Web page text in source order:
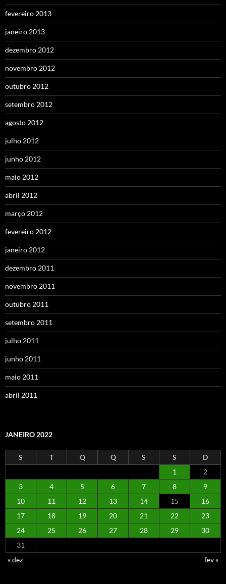
fevereiro 2013
janeiro 2013
dezembro 2012
novembro 2012
outubro 2012
setembro 2012
agosto 2012
julho 2012
junho 2012
maio 2012
abril 2012
março 2012
fevereiro 2012
janeiro 2012
dezembro 2011
novembro 2011
outubro 2011
setembro 2011
julho 2011
junho 2011
maio 2011
abril 2011
JANEIRO 2022
S T Q Q S S
D
1
2
3
4 5 6 7 8
9
10
11 12 13 14 15
16
17
18 19 20 21 22
23
24
25 26 27 28 29
30
31
« dez
fev »